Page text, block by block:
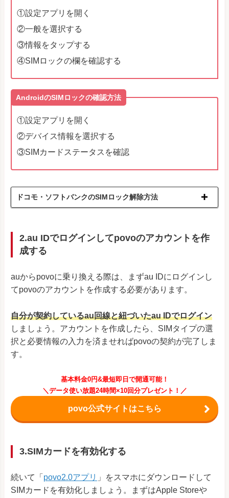
①設定アプリを開く
②一般を選択する
③情報をタップする
④SIMロックの欄を確認する
AndroidのSIMロックの確認方法
①設定アプリを開く
②デバイス情報を選択する
③SIMカードステータスを確認
ドコモ・ソフトバンクのSIMロック解除方法
2.au IDでログインしてpovoのアカウントを作
成する
auからpovoに乗り換える際は、まずau IDにログインし
てpovoのアカウントを作成する必要があります。
自分が契約しているau回線と紐づいたau IDでログイン
しましょう。アカウントを作成したら、SIMタイプの選
択と必要情報の入力を済ませればpovoの契約が完了しま
す。
基本料金0円&最短即日で開通可能！
＼データ使い放題24時間×10回分プレゼント！／
povo公式サイトはこちら
3.SIMカードを有効化する
続いて「 povo2.0アプリ 」をスマホにダウンロードして
SIMカードを有効化しましょう。まずはApple Storeや